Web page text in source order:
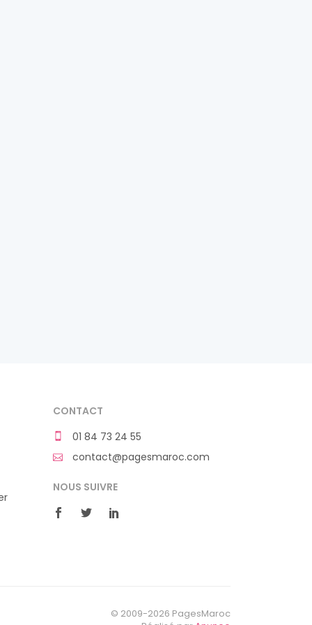
CONTACT
01 84 73 24 55
contact@pagesmaroc.com
NOUS SUIVRE
© 2009-2026 PagesMaroc